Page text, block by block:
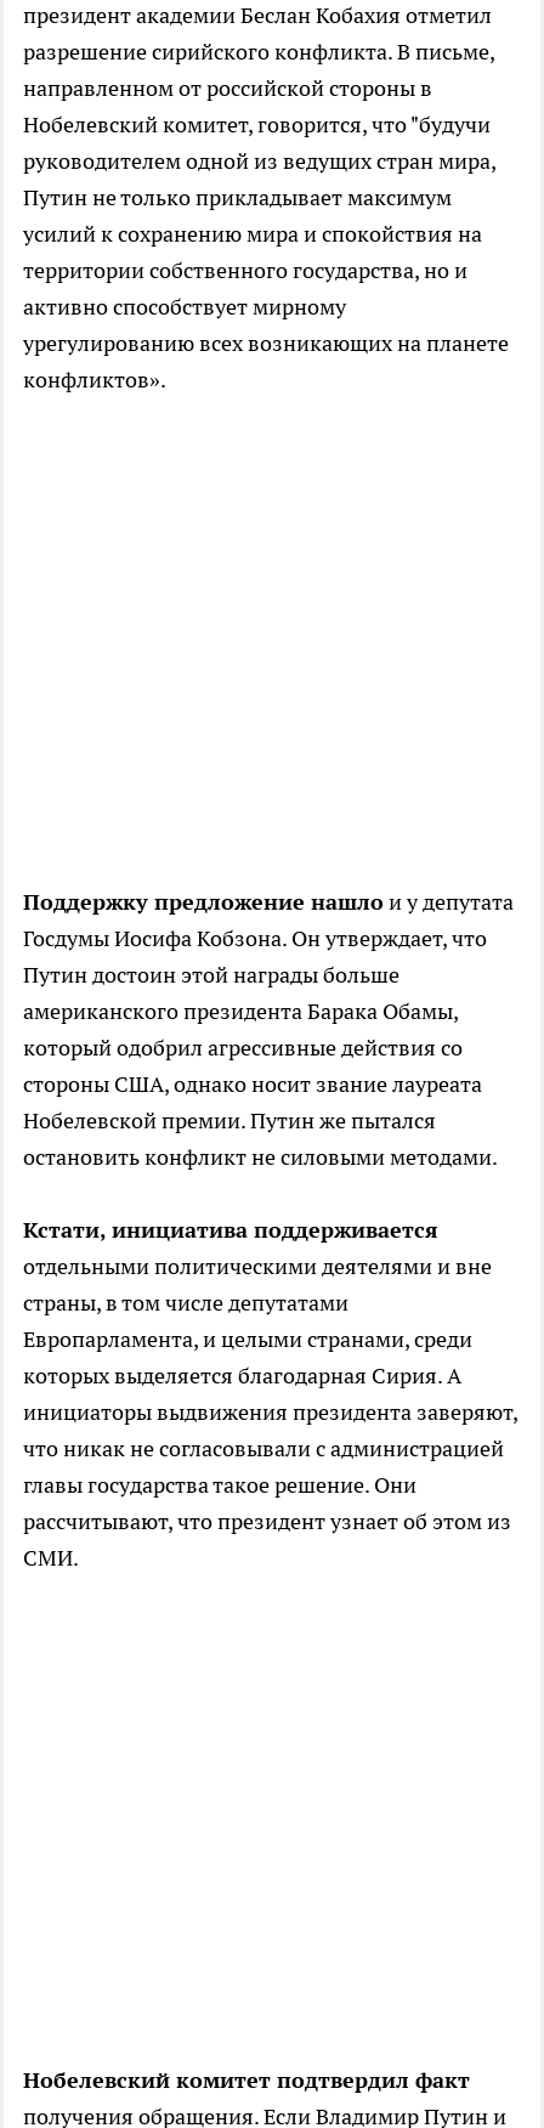
президент академии Беслан Кобахия отметил
разрешение сирийского конфликта. В письме,
направленном от российской стороны в
Нобелевский комитет, говорится, что "будучи
руководителем одной из ведущих стран мира,
Путин не только прикладывает максимум
усилий к сохранению мира и спокойствия на
территории собственного государства, но и
активно способствует мирному
урегулированию всех возникающих на планете
конфликтов».
Поддержку предложение нашлои у депутата
Госдумы Иосифа Кобзона. Он утверждает, что
Путин достоин этой награды больше
американского президента Барака Обамы,
который одобрил агрессивные действия со
стороны США, однако носит звание лауреата
Нобелевской премии. Путин же пытался
остановить конфликт не силовыми методами.
Кстати, инициатива поддерживается
отдельными политическими деятелями и вне
страны, в том числе депутатами
Европарламента, и целыми странами, среди
которых выделяется благодарная Сирия. А
инициаторы выдвижения президента заверяют,
что никак не согласовывали с администрацией
главы государства такое решение. Они
рассчитывают, что президент узнает об этом из
СМИ.
Нобелевский комитет подтвердил факт
получения обращения. Если Владимир Путин и